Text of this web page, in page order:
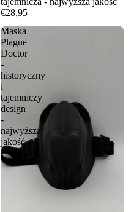
€28,95
Maska
Plague
Doctor
-
historyczny
i
tajemniczy
design
-
najwyższa
jakość